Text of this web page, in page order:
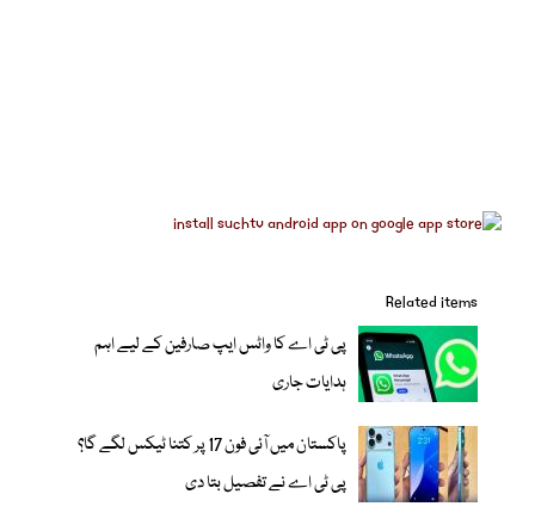
Related items
پی ٹی اے کا واٹس ایپ صارفین کے لیے اہم
ہدایات جاری
پاکستان میں آئی فون 17 پر کتنا ٹیکس لگے گا؟
پی ٹی اے نے تفصیل بتا دی